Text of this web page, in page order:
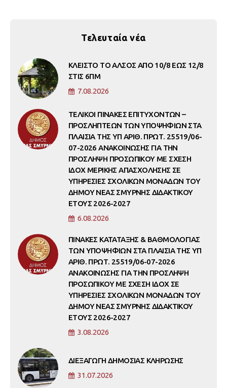
Τελευταία νέα
ΚΛΕΙΣΤΟ ΤΟ ΑΛΣΟΣ ΑΠΟ 10/8 ΕΩΣ 12/8
ΣΤΙΣ 6ΠΜ
7.08.2026
ΤΕΛΙΚΟΙ ΠΙΝΑΚΕΣ ΕΠΙΤΥΧΟΝΤΩΝ –
ΠΡΟΣΛΗΠΤΕΩΝ ΤΩΝ ΥΠΟΨΗΦΙΩΝ ΣΤΑ
ΠΛΑΙΣΙΑ ΤΗΣ ΥΠ ΑΡΙΘ. ΠΡΩΤ. 25519/06-
07-2026 ΑΝΑΚΟΙΝΩΣΗΣ ΓΙΑ ΤΗΝ
ΠΡΟΣΛΗΨΗ ΠΡΟΣΩΠΙΚΟΥ ΜΕ ΣΧΕΣΗ
ΙΔΟΧ ΜΕΡΙΚΗΣ ΑΠΑΣΧΟΛΗΣΗΣ ΣΕ
ΥΠΗΡΕΣΙΕΣ ΣΧΟΛΙΚΩΝ ΜΟΝΑΔΩΝ ΤΟΥ
ΔΗΜΟΥ ΝΕΑΣ ΣΜΥΡΝΗΣ ΔΙΔΑΚΤΙΚΟΥ
ΕΤΟΥΣ 2026-2027
6.08.2026
ΠΙΝΑΚΕΣ ΚΑΤΑΤΑΞΗΣ & ΒΑΘΜΟΛΟΓΙΑΣ
ΤΩΝ ΥΠΟΨΗΦΙΩΝ ΣΤΑ ΠΛΑΙΣΙΑ ΤΗΣ ΥΠ
ΑΡΙΘ. ΠΡΩΤ. 25519/06-07-2026
ΑΝΑΚΟΙΝΩΣΗΣ ΓΙΑ ΤΗΝ ΠΡΟΣΛΗΨΗ
ΠΡΟΣΩΠΙΚΟΥ ΜΕ ΣΧΕΣΗ ΙΔΟΧ ΣΕ
ΥΠΗΡΕΣΙΕΣ ΣΧΟΛΙΚΩΝ ΜΟΝΑΔΩΝ ΤΟΥ
ΔΗΜΟΥ ΝΕΑΣ ΣΜΥΡΝΗΣ ΔΙΔΑΚΤΙΚΟΥ
ΕΤΟΥΣ 2026-2027
3.08.2026
ΔΙΕΞΑΓΩΓΗ ΔΗΜΟΣΙΑΣ ΚΛΗΡΩΣΗΣ
31.07.2026